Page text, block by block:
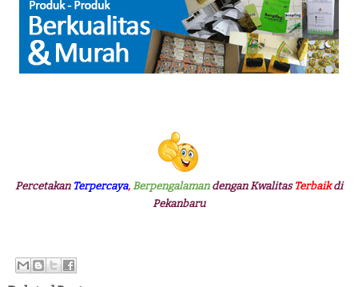
Percetakan Terpercaya, Berpengalamandengan Kwalitas Terbaik di
Pekanbaru